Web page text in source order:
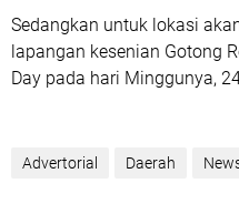
Sedangkan untuk lokasi
lapangan kesenian Gotong
Day pada hari Minggunya,
Advertorial Daerah